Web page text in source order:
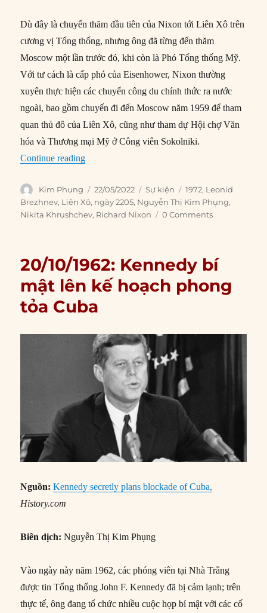
Dù đây là chuyến thăm đầu tiên của Nixon tới Liên Xô trên
cương vị Tổng thống, nhưng ông đã từng đến thăm
Moscow một lần trước đó, khi còn là Phó Tổng thống Mỹ.
Với tư cách là cấp phó của Eisenhower, Nixon thường
xuyên thực hiện các chuyến công du chính thức ra nước
ngoài, bao gồm chuyến đi đến Moscow năm 1959 để tham
quan thủ đô của Liên Xô, cũng như tham dự Hội chợ Văn
hóa và Thương mại Mỹ ở Công viên Sokolniki.
Continue reading“22/05/1972: Tổng thống Nixon đến Moscow
Author
Kim Phụng
Posted
on
22/05/2022 Categories
Sự kiện Tags
1972, Leonid
Brezhnev, Liên Xô, ngày 2205, Nguyễn Thị Kim Phụng,
Nikita Khrushchev, Richard Nixon 0 Comments
20/10/1962: Kennedy bí
mật lên kế hoạch phong
tỏa Cuba
Nguồn: Kennedy secretly plans blockade of Cuba,
History.com
Biên dịch: Nguyễn Thị Kim Phụng
Vào ngày này năm 1962, các phóng viên tại Nhà Trắng
được tin Tổng thống John F. Kennedy đã bị cảm lạnh; trên
thực tế, ông đang tổ chức nhiều cuộc họp bí mật với các cố